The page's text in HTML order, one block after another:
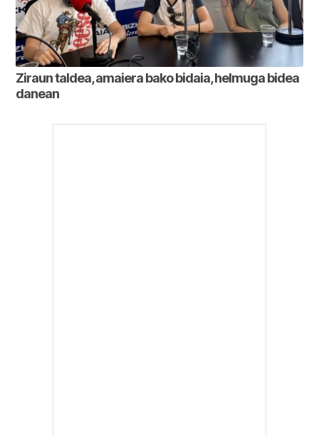
Ziraun taldea, amaiera bako bidaia, helmuga bidea
danean